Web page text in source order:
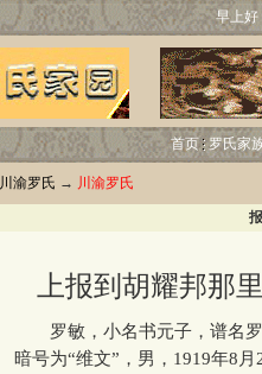
早上好
首页 罗氏家
川渝罗氏 → 川渝罗氏
上报到胡耀邦那
罗敏，小名书元子，谱名罗
暗号为“维文”，男，1919年8